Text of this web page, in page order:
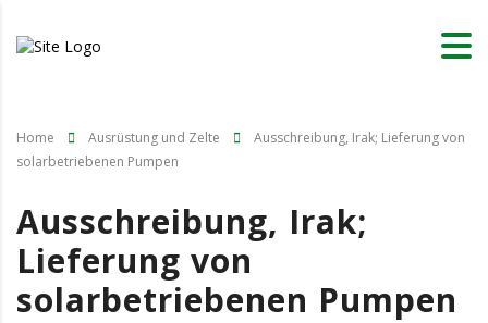
Home Ausrüstung und Zelte
Ausschreibung, Irak; Lieferung von
solarbetriebenen Pumpen
Ausschreibung, Irak;
Lieferung von
solarbetriebenen Pumpen